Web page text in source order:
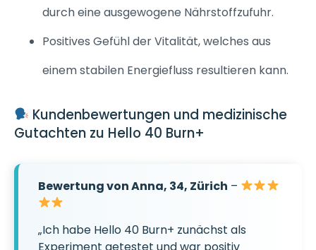
durch eine ausgewogene Nährstoffzufuhr.
Positives Gefühl der Vitalität, welches aus
einem stabilen Energiefluss resultieren kann.
Kundenbewertungen und medizinische
Gutachten zu Hello 40 Burn+
Bewertung von Anna, 34, Zürich –
„Ich habe Hello 40 Burn+ zunächst als